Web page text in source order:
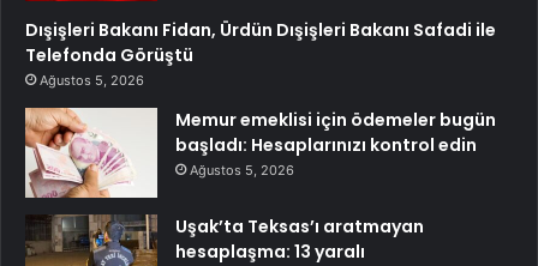
Dışişleri Bakanı Fidan, Ürdün Dışişleri Bakanı Safadi ile
Telefonda Görüştü
Ağustos 5, 2026
Memur emeklisi için ödemeler bugün
başladı: Hesaplarınızı kontrol edin
Ağustos 5, 2026
Uşak’ta Teksas’ı aratmayan
hesaplaşma: 13 yaralı